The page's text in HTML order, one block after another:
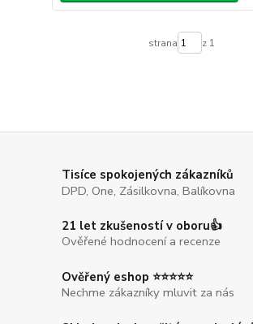
strana z 1
Tisíce spokojených zákazníků
DPD, One, Zásilkovna, Balíkovna
21 let zkušeností v oboru👍
Ověřené hodnocení a recenze
Ověřený eshop ⭐⭐⭐⭐⭐
Nechme zákazníky mluvit za nás